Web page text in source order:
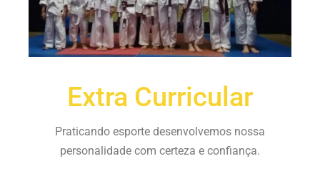
Extra Curricular
Praticando esporte desenvolvemos nossa
personalidade com certeza e confiança.